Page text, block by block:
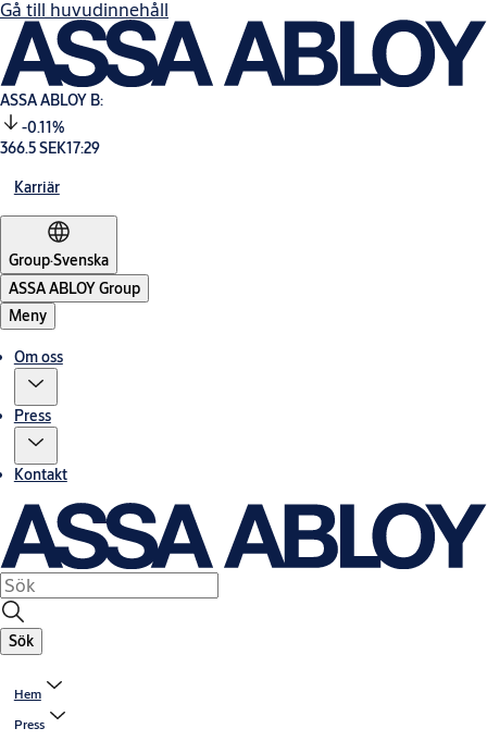
Gå till huvudinnehåll
ASSA ABLOY B:
-0.11%
366.5 SEK17:29
Karriär
Group·Svenska
ASSA ABLOY Group
Meny
Om oss
Press
Kontakt
Sök
Hem
Press